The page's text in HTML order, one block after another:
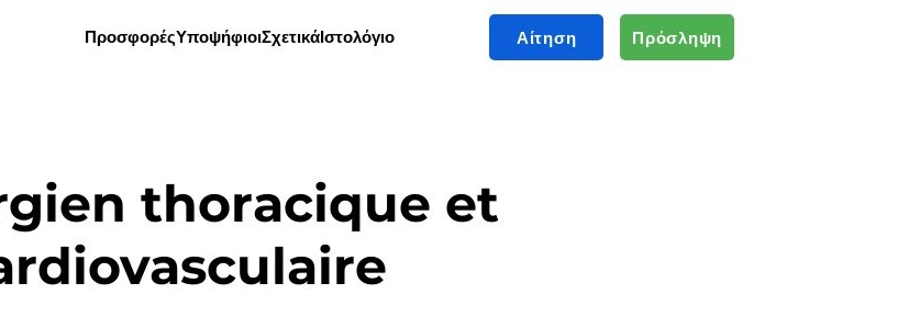
ΠροσφορέςΥποψήφιοιΣχετικάΙστολόγιο Αίτηση Πρόσληψη
thoracique et